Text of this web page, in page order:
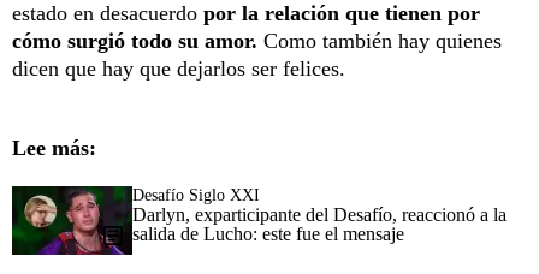
estado en desacuerdo por la relación que tienen por
cómo surgió todo su amor. Como también hay quienes
dicen que hay que dejarlos ser felices.
Lee más:
Desafío Siglo XXI
Darlyn, exparticipante del Desafío, reaccionó a la
salida de Lucho: este fue el mensaje